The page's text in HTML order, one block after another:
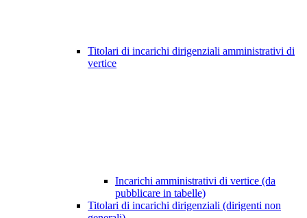
Titolari di incarichi dirigenziali amministrativi di
vertice
Incarichi amministrativi di vertice (da
pubblicare in tabelle)
Titolari di incarichi dirigenziali (dirigenti non